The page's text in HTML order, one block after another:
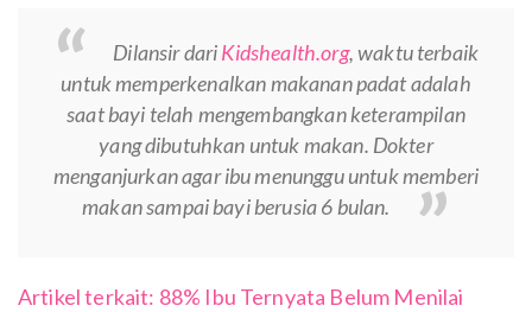
Dilansir dariKidshealth.org, waktu terbaik
untuk memperkenalkan makanan padat adalah
saat bayi telah mengembangkan keterampilan
yang dibutuhkan untuk makan. Dokter
menganjurkan agar ibu menunggu untuk memberi
makan sampai bayi berusia 6 bulan.
Artikel terkait: 88% Ibu Ternyata Belum Menilai